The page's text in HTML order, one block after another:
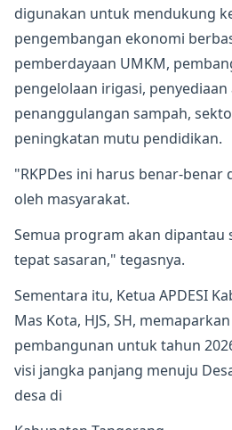
digunakan untuk mendukung
pengembangan ekonomi
pemberdayaan UMKM,
pengelolaan irigasi,
penanggulangan sampah,
peningkatan mutu pendidikan.
"RKPDes ini harus benar-benar
oleh masyarakat.
Semua program akan dipantau
tepat sasaran," tegasnya.
Sementara itu, Ketua APDESI
Mas Kota, HJS, SH,
pembangunan untuk tahun
visi jangka panjang menuju
desa di